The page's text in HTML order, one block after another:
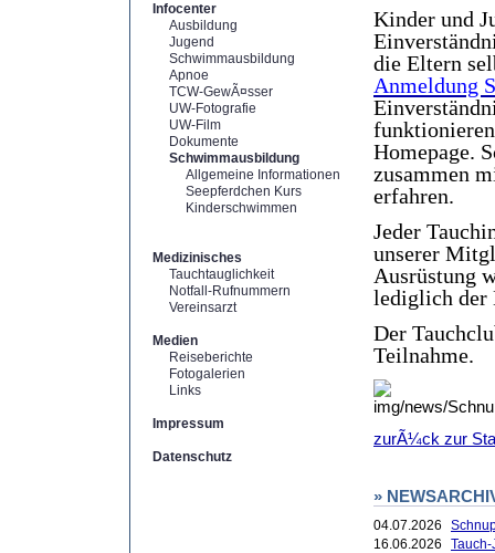
Infocenter
Ausbildung
Jugend
Schwimmausbildung
Apnoe
TCW-GewÃ¤sser
UW-Fotografie
UW-Film
Dokumente
Schwimmausbildung
Allgemeine Informationen
Seepferdchen Kurs
Kinderschwimmen
Medizinisches
Tauchtauglichkeit
Notfall-Rufnummern
Vereinsarzt
Medien
Reiseberichte
Fotogalerien
Links
Impressum
Datenschutz
Kinder und
die Eltern
Anmeldung
Homepage.
zusammen
erfahren.
Jeder
unserer
Ausrüstung
lediglich der
Der
Teilnahme.
zurÃ¼ck zur
»
04.07.2026
16.06.2026